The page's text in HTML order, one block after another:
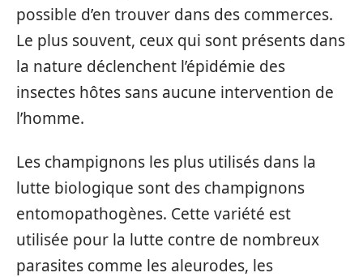
possible d’en trouver dans des commerces.
Le plus souvent, ceux qui sont présents dans
la nature déclenchent l’épidémie des
insectes hôtes sans aucune intervention de
l’homme.
Les champignons les plus utilisés dans la
lutte biologique sont des champignons
entomopathogènes. Cette variété est
utilisée pour la lutte contre de nombreux
parasites comme les aleurodes, les